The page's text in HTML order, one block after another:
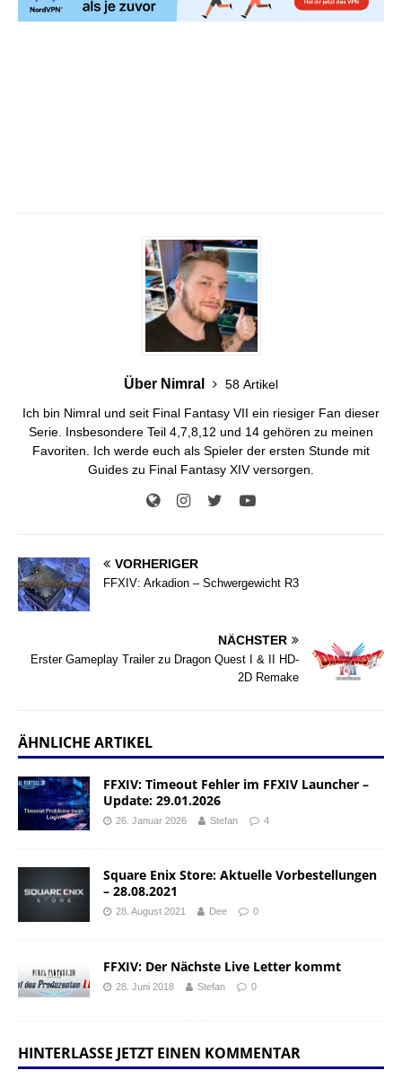
Über Nimral
58 Artikel
Ich bin Nimral und seit Final Fantasy VII ein riesiger Fan dieser
Serie. Insbesondere Teil 4,7,8,12 und 14 gehören zu meinen
Favoriten. Ich werde euch als Spieler der ersten Stunde mit
Guides zu Final Fantasy XIV versorgen.
VORHERIGER
FFXIV: Arkadion – Schwergewicht R3
NÄCHSTER
Erster Gameplay Trailer zu Dragon Quest I & II HD-
2D Remake
ÄHNLICHE ARTIKEL
FFXIV: Timeout Fehler im FFXIV Launcher –
Update: 29.01.2026
26. Januar 2026 Stefan 4
Square Enix Store: Aktuelle Vorbestellungen
– 28.08.2021
28. August 2021 Dee 0
FFXIV: Der Nächste Live Letter kommt
28. Juni 2018 Stefan 0
HINTERLASSE JETZT EINEN KOMMENTAR